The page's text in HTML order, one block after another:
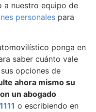
a nuestro equipo de
personales para
ponga en
saber cuánto vale
opciones de
ahora mismo su
un abogado
o escribiendo en